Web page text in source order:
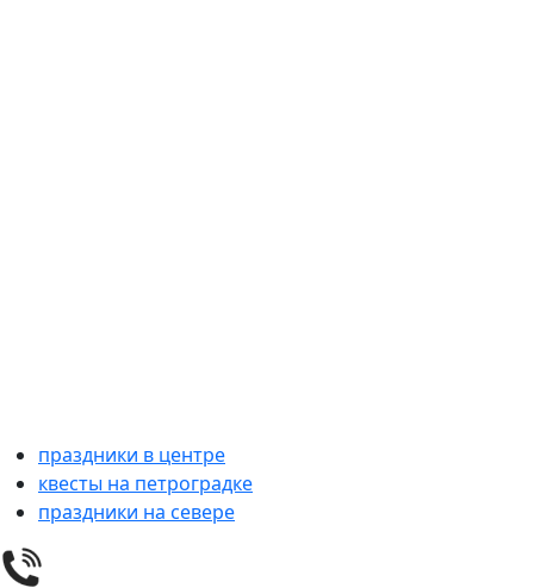
праздники в центре
квесты на петроградке
праздники на севере